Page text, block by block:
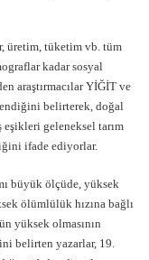
üretim, tüketim vb. tüm
kadar sosyal
araştırmacılar YİĞİT ve
belirterek, doğal
geleneksel tarım
ifade ediyorlar.
büyük ölçüde, yüksek
ölümlülük hızına bağlı
yüksek olmasının
belirten yazarlar, 19.